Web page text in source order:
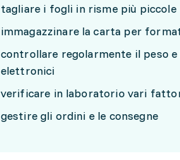
tagliare i fogli in risme più piccole
immagazzinare la carta per
controllare regolarmente il peso
elettronici
verificare in laboratorio vari
gestire gli ordini e le consegne